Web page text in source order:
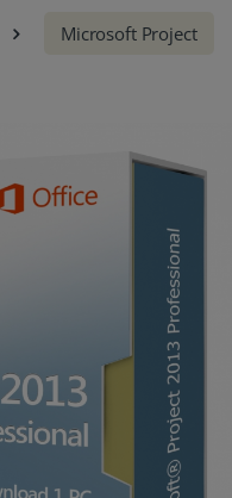
Microsoft Project